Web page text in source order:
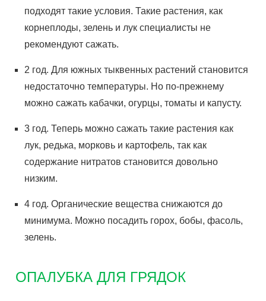
подходят такие условия. Такие растения, как
корнеплоды, зелень и лук специалисты не
рекомендуют сажать.
2 год. Для южных тыквенных растений становится
недостаточно температуры. Но по-прежнему
можно сажать кабачки, огурцы, томаты и капусту.
3 год. Теперь можно сажать такие растения как
лук, редька, морковь и картофель, так как
содержание нитратов становится довольно
низким.
4 год. Органические вещества снижаются до
минимума. Можно посадить горох, бобы, фасоль,
зелень.
ОПАЛУБКА ДЛЯ ГРЯДОК